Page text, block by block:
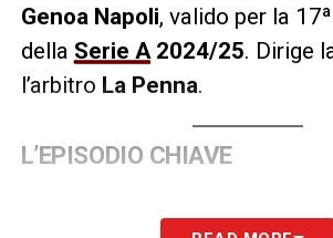
Genoa Napoli, valido per la
della Serie A2024/25. Dirige
l’arbitro La Penna.
L’EPISODIO CHIAVE
LA PLAYLIST DELLE NOSTRE